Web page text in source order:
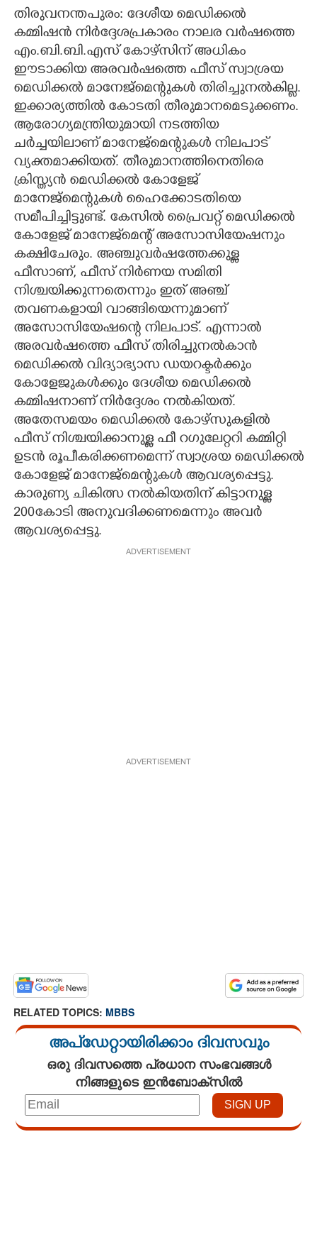
CARTOONS
LITERATURE
ZOOM
CONTACT US
തിരുവനന്തപുരം: ദേശീയ മെഡിക്കൽ
കമ്മിഷൻ നിർദ്ദേശപ്രകാരം നാലര വർഷത്തെ
എം.ബി.ബി.എസ് കോഴ്സിന് അധികം
ഈടാക്കിയ അരവർഷത്തെ ഫീസ് സ്വാശ്രയ
മെഡിക്കൽ മാനേജ്മെന്റുകൾ തിരിച്ചുനൽകില്ല.
ഇക്കാര്യത്തിൽ കോടതി തീരുമാനമെടുക്കണം.
ആരോഗ്യമന്ത്രിയുമായി നടത്തിയ
ചർച്ചയിലാണ് മാനേജ്മെന്റുകൾ നിലപാട്
വ്യക്തമാക്കിയത്. തീരുമാനത്തിനെതിരെ
ക്രിസ്ത്യൻ മെഡിക്കൽ കോളേജ്
മാനേജ്മെന്റുകൾ ഹൈക്കോടതിയെ
സമീപിച്ചിട്ടുണ്ട്. കേസിൽ പ്രൈവറ്റ് മെഡിക്കൽ
കോളേജ് മാനേജ്‌മെന്റ് അസോസിയേഷനും
കക്ഷിചേരും. അഞ്ചുവർഷത്തേക്കുള്ള
ഫീസാണ്, ഫീസ് നിർണയ സമിതി
നിശ്ചയിക്കുന്നതെന്നും ഇത് അഞ്ച്
തവണകളായി വാങ്ങിയെന്നുമാണ്
അസോസിയേഷന്റെ നിലപാട്. എന്നാൽ
അരവർഷത്തെ ഫീസ് തിരിച്ചുനൽകാൻ
മെഡിക്കൽ വിദ്യാഭ്യാസ ഡയറക്ടർക്കും
കോളേജുകൾക്കും ദേശീയ മെഡിക്കൽ
കമ്മിഷനാണ് നിർദ്ദേശം നൽകിയത്.
അതേസമയം മെഡിക്കൽ കോഴ്സുകളിൽ
ഫീസ് നിശ്ചയിക്കാനുള്ള ഫീ റഗുലേറ്ററി കമ്മിറ്റി
ഉടൻ രൂപീകരിക്കണമെന്ന് സ്വാശ്രയ മെഡിക്കൽ
കോളേജ് മാനേജ്മെന്റുകൾ ആവശ്യപ്പെട്ടു.
കാരുണ്യ ചികിത്സ നൽകിയതിന് കിട്ടാനുള്ള
200കോടി അനുവദിക്കണമെന്നും അവർ
ആവശ്യപ്പെട്ടു.
ADVERTISEMENT
ADVERTISEMENT
RELATED TOPICS: MBBS
അപ്ഡേറ്റായിരിക്കാം ദിവസവും
ഒരു ദിവസത്തെ പ്രധാന സംഭവങ്ങൾ
നിങ്ങളുടെ ഇൻബോക്സിൽ